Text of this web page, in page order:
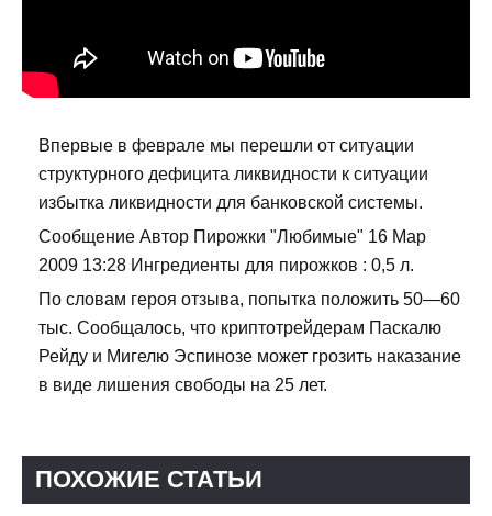
Впервые в феврале мы перешли от ситуации
структурного дефицита ликвидности к ситуации
избытка ликвидности для банковской системы.
Сообщение Автор Пирожки "Любимые" 16 Мар
2009 13:28 Ингредиенты для пирожков : 0,5 л.
По словам героя отзыва, попытка положить 50—60
тыс. Сообщалось, что криптотрейдерам Паскалю
Рейду и Мигелю Эспинозе может грозить наказание
в виде лишения свободы на 25 лет.
ПОХОЖИЕ СТАТЬИ